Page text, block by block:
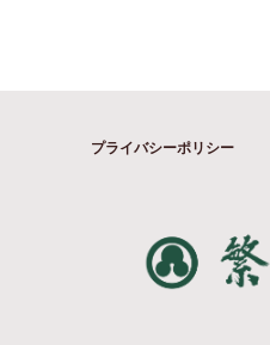
プライバシーポリシー